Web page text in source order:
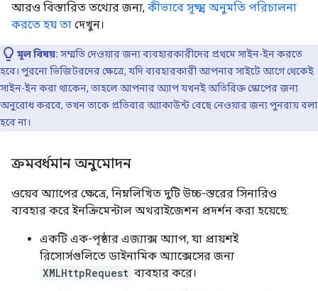
আরও বিস্তারিত তথ্যের জন্য, কীভাবে সূক্ষ্ম অনুমতি পরিচালনা
করতে হয় তা দেখুন।
মূল বিষয়: সম্মতি দেওয়ার জন্য ব্যবহারকারীদের প্রথমে সাইন-ইন করতে
হবে। পুরনো ভিজিটরদের ক্ষেত্রে, যদি ব্যবহারকারী আপনার সাইটে আগে থেকেই
সাইন-ইন করা থাকেন, তাহলে আপনার অ্যাপ যখনই অতিরিক্ত স্কোপের জন্য
অনুরোধ করবে, তখন তাকে প্রতিবার অ্যাকাউন্ট বেছে নেওয়ার জন্য পুনরায় বলা
হবে না।
ক্রমবর্ধমান অনুমোদন
ওয়েব অ্যাপের ক্ষেত্রে, নিম্নলিখিত দুটি উচ্চ-স্তরের সিনারিও
ব্যবহার করে ইনক্রিমেন্টাল অথরাইজেশন প্রদর্শন করা হয়েছে:
একটি এক-পৃষ্ঠার এজ্যাক্স অ্যাপ, যা প্রায়শই
রিসোর্সগুলিতে ডাইনামিক অ্যাক্সেসের জন্য
XMLHttpRequest ব্যবহার করে।